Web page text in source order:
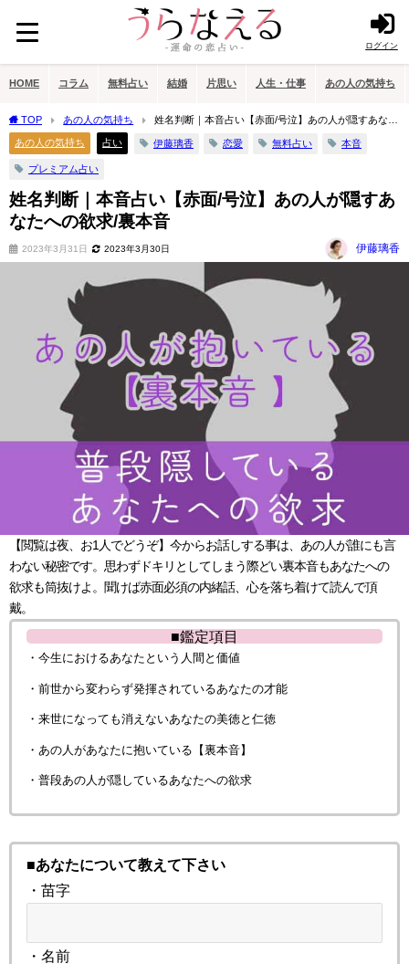
ログイン
HOME コラム 無料占い 結婚 片思い 人生・仕事 あの人の気持ち
TOP あの人の気持ち
姓名判断｜本音占い【赤面/号泣】あの人が隠すあなた
への欲求/裏本音
あの人の気持ち 占い 伊藤璃香 恋愛 無料占い 本音
プレミアム占い
姓名判断｜本音占い【赤面/号泣】あの人が隠すあ
なたへの欲求/裏本音
2023年3月31日 2023年3月30日 伊藤璃香
【閲覧は夜、お1人でどうぞ】今からお話しする事は、あの人が誰にも言
わない秘密です。思わずドキリとしてしまう際どい裏本音もあなたへの
欲求も筒抜けよ。聞けば赤面必須の内緒話、心を落ち着けて読んで頂
戴。
■鑑定項目
・今生におけるあなたという人間と価値
・前世から変わらず発揮されているあなたの才能
・来世になっても消えないあなたの美徳と仁徳
・あの人があなたに抱いている【裏本音】
・普段あの人が隠しているあなたへの欲求
■あなたについて教えて下さい
・苗字
・名前